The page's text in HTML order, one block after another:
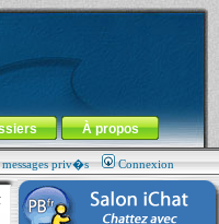
À propos
priv�s Connexion